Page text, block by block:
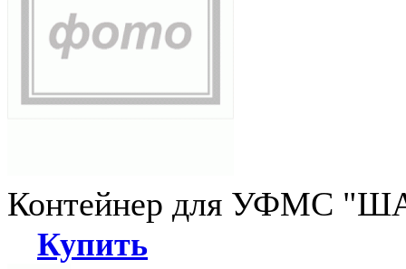
Контейнер для УФМС
Купить